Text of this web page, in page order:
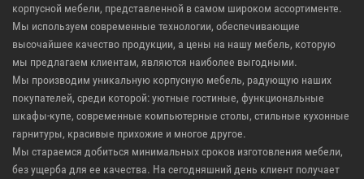
корпусной мебели, представленной в самом широком ассортименте.
Мы используем современные технологии, обеспечивающие
высочайшее качество продукции, а цены на нашу мебель, которую
мы предлагаем клиентам, являются наиболее выгодными.
Мы производим уникальную корпусную мебель, радующую наших
покупателей, среди которой: уютные гостиные, функциональные
шкафы-купе, современные компьютерные столы, стильные кухонные
гарнитуры, красивые прихожие и многое другое.
Мы стараемся добиться минимальных сроков изготовления мебели,
без ущерба для ее качества. На сегодняшний день клиент получает